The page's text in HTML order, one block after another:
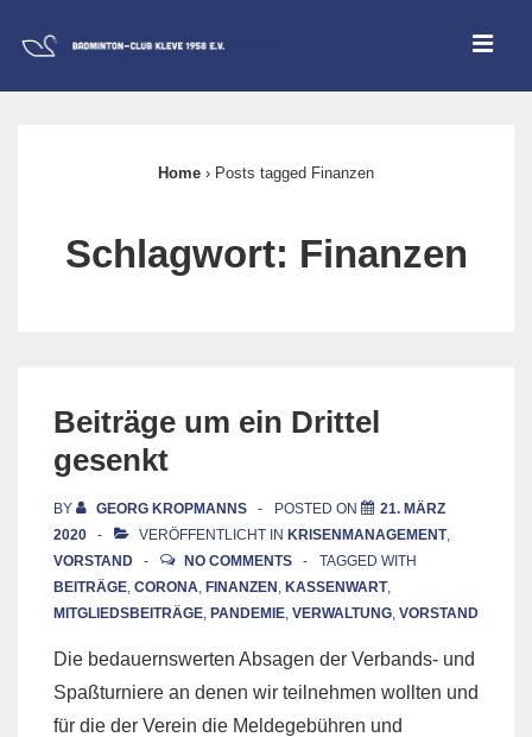
Zum
Home › Posts tagged Finanzen
Schlagwort: Finanzen
Beiträge um ein Drittel
gesenkt
BY GEORG KROPMANNS POSTED ON
21. MÄRZ
2020
VERÖFFENTLICHT IN KRISENMANAGEMENT,
VORSTAND
NO COMMENTS
TAGGED WITH
BEITRÄGE CORONA FINANZEN KASSENWART,
MITGLIEDSBEITRÄGE PANDEMIE VERWALTUNG VORSTAND
Die bedauernswerten Absagen der Verbands- und
Spaßturniere an denen wir teilnehmen wollten und
für die der Verein die Meldegebühren und